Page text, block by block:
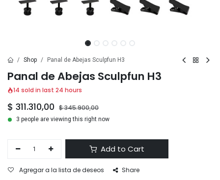
Shop Panal de Abejas Sculpfun H3
Panal de Abejas Sculpfun H3
14 sold in last 24 hours
$ 311.310,00 $345.900,00
3 people are viewing this right now
Add to Cart
Agregar a la lista de deseos Share